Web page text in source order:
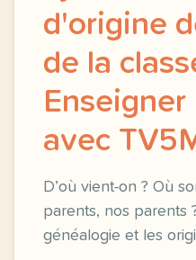
d'origine
de la
avec
D’où vient-on ? Où
parents, nos parents
généalogie et les